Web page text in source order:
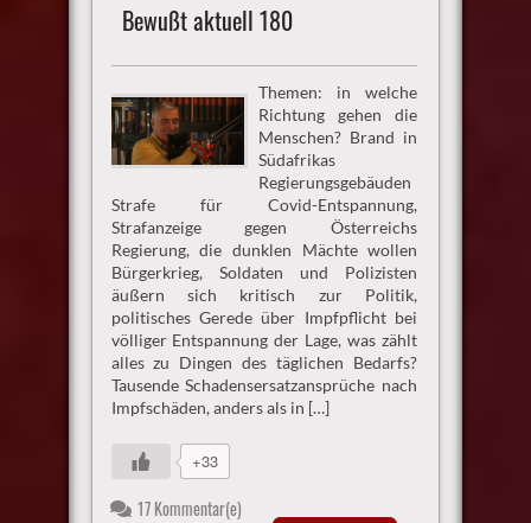
Bewußt aktuell 180
Themen: in welche
Richtung gehen die
Menschen? Brand in
Südafrikas
Regierungsgebäuden
Strafe für Covid-Entspannung,
Strafanzeige gegen Österreichs
Regierung, die dunklen Mächte wollen
Bürgerkrieg, Soldaten und Polizisten
äußern sich kritisch zur Politik,
politisches Gerede über Impfpflicht bei
völliger Entspannung der Lage, was zählt
alles zu Dingen des täglichen Bedarfs?
Tausende Schadensersatzansprüche nach
Impfschäden, anders als in […]
+33
17 Kommentar(e)